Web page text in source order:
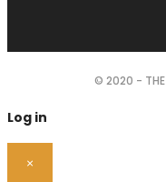
© 2020 - THE
Log in
×